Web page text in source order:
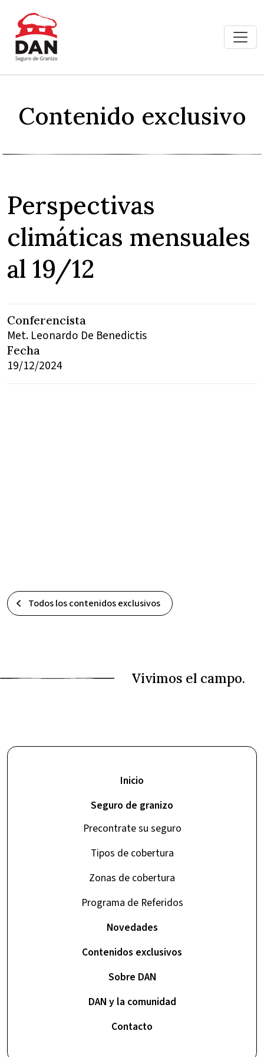
Contenido exclusivo
Perspectivas
climáticas mensuales
al 19/12
Conferencista
Met. Leonardo De Benedictis
Fecha
19/12/2024
Todos los contenidos exclusivos
Inicio
Seguro de granizo
Precontrate su seguro
Tipos de cobertura
Zonas de cobertura
Programa de Referidos
Novedades
Contenidos exclusivos
Sobre DAN
DAN y la comunidad
Contacto